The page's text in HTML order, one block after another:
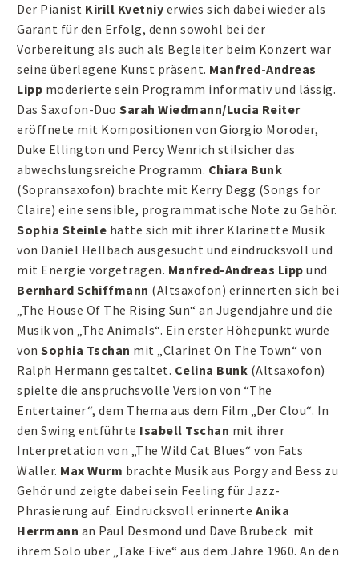
Der Pianist Kirill Kvetniy erwies sich dabei wieder als
Garant für den Erfolg, denn sowohl bei der
Vorbereitung als auch als Begleiter beim Konzert war
seine überlegene Kunst präsent. Manfred-Andreas
Lipp moderierte sein Programm informativ und lässig.
Das Saxofon-Duo Sarah Wiedmann/Lucia Reiter
eröffnete mit Kompositionen von Giorgio Moroder,
Duke Ellington und Percy Wenrich stilsicher das
abwechslungsreiche Programm. Chiara Bunk
(Sopransaxofon) brachte mit Kerry Degg (Songs for
Claire) eine sensible, programmatische Note zu Gehör.
Sophia Steinle hatte sich mit ihrer Klarinette Musik
von Daniel Hellbach ausgesucht und eindrucksvoll und
mit Energie vorgetragen. Manfred-Andreas Lipp und
Bernhard Schiffmann (Altsaxofon) erinnerten sich bei
„The House Of The Rising Sun“ an Jugendjahre und die
Musik von „The Animals“. Ein erster Höhepunkt wurde
von Sophia Tschan mit „Clarinet On The Town“ von
Ralph Hermann gestaltet. Celina Bunk (Altsaxofon)
spielte die anspruchsvolle Version von “The
Entertainer“, dem Thema aus dem Film „Der Clou“. In
den Swing entführte Isabell Tschan mit ihrer
Interpretation von „The Wild Cat Blues“ von Fats
Waller. Max Wurm brachte Musik aus Porgy and Bess zu
Gehör und zeigte dabei sein Feeling für Jazz-
Phrasierung auf. Eindrucksvoll erinnerte Anika
Herrmann an Paul Desmond und Dave Brubeck mit
ihrem Solo über „Take Five“ aus dem Jahre 1960. An den